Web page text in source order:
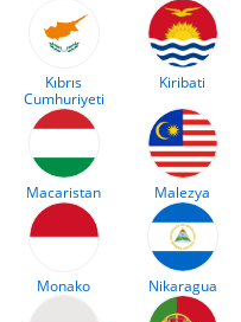
Kıbrıs
Cumhuriyeti
Kiribati
Macaristan Malezya
Monako Nikaragua